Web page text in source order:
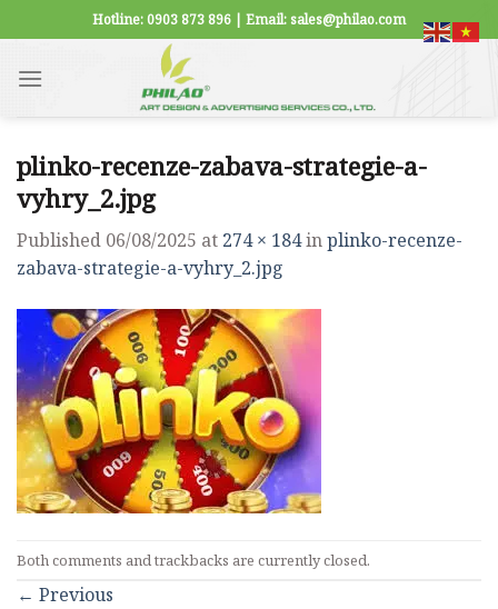
to
content
Hotline: 0903 873 896 | Email: sales@philao.com
plinko-recenze-zabava-strategie-a-
vyhry_2.jpg
Published 06/08/2025 at 274 × 184inplinko-recenze-
zabava-strategie-a-vyhry_2.jpg
Both comments and trackbacks are currently closed.
← Previous